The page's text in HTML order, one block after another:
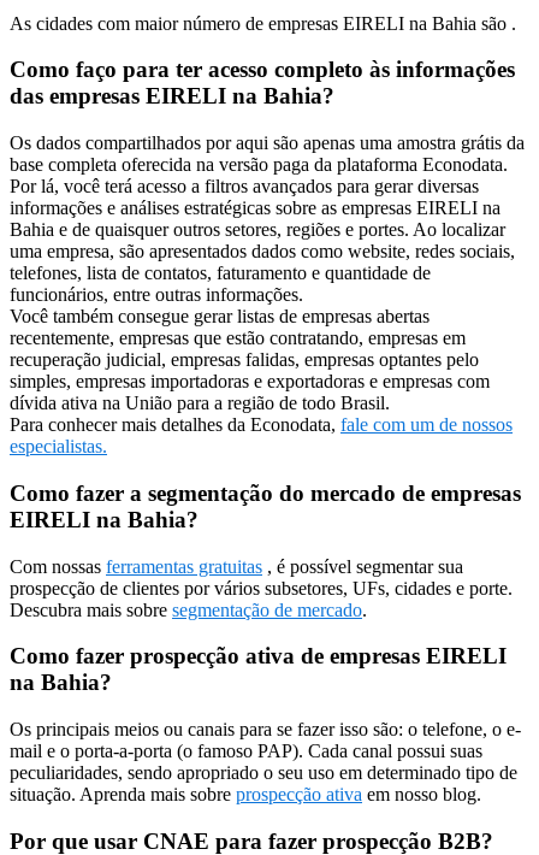
As cidades com maior número de empresas EIRELI na Bahia são .
Como faço para ter acesso completo às informações
das empresas EIRELI na Bahia?
Os dados compartilhados por aqui são apenas uma amostra grátis da
base completa oferecida na versão paga da plataforma Econodata.
Por lá, você terá acesso a filtros avançados para gerar diversas
informações e análises estratégicas sobre as empresas EIRELI na
Bahia e de quaisquer outros setores, regiões e portes. Ao localizar
uma empresa, são apresentados dados como website, redes sociais,
telefones, lista de contatos, faturamento e quantidade de
funcionários, entre outras informações.
Você também consegue gerar listas de empresas abertas
recentemente, empresas que estão contratando, empresas em
recuperação judicial, empresas falidas, empresas optantes pelo
simples, empresas importadoras e exportadoras e empresas com
dívida ativa na União para a região de todo Brasil.
Para conhecer mais detalhes da Econodata, fale com um de nossos
especialistas.
Como fazer a segmentação do mercado de empresas
EIRELI na Bahia?
Com nossas ferramentas gratuitas , é possível segmentar sua
prospecção de clientes por vários subsetores, UFs, cidades e porte.
Descubra mais sobre segmentação de mercado.
Como fazer prospecção ativa de empresas EIRELI
na Bahia?
Os principais meios ou canais para se fazer isso são: o telefone, o e-
mail e o porta-a-porta (o famoso PAP). Cada canal possui suas
peculiaridades, sendo apropriado o seu uso em determinado tipo de
situação. Aprenda mais sobre prospecção ativa em nosso blog.
Por que usar CNAE para fazer prospecção B2B?